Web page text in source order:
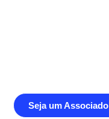
Seja um Associado